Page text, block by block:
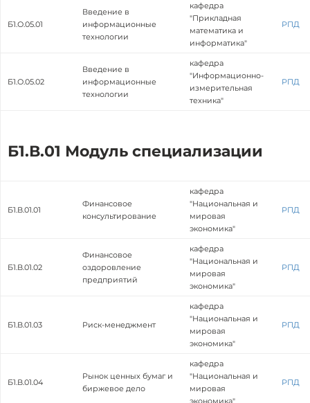
Б1.О.05.01
Введение в
информационные
технологии
кафедра
"Прикладная
математика и
информатика"
РПД
Б1.О.05.02
Введение в
информационные
технологии
кафедра
"Информационно-
измерительная
техника"
РПД
Б1.В.01 Модуль специализации
Б1.В.01.01
Финансовое
консультирование
кафедра
"Национальная и
мировая
экономика"
РПД
Б1.В.01.02
Финансовое
оздоровление
предприятий
кафедра
"Национальная и
мировая
экономика"
РПД
Б1.В.01.03 Риск-менеджмент
кафедра
"Национальная и
мировая
экономика"
РПД
Б1.В.01.04
Рынок ценных бумаг и
биржевое дело
кафедра
"Национальная и
мировая
экономика"
РПД